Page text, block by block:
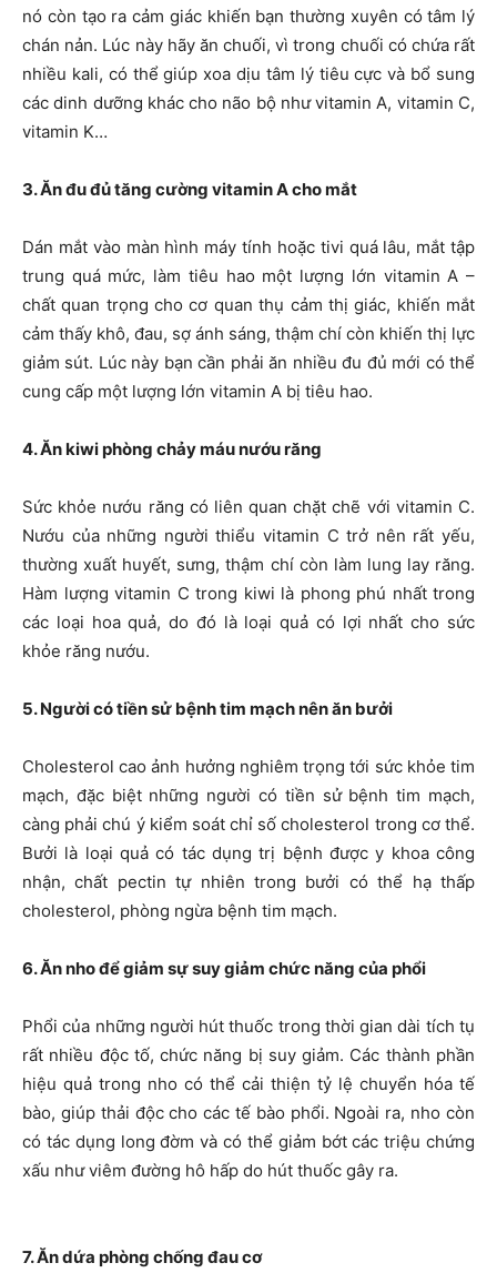
nó còn tạo ra cảm giác khiến bạn thường xuyên có tâm lý
chán nản. Lúc này hãy ăn chuối, vì trong chuối có chứa rất
nhiều kali, có thể giúp xoa dịu tâm lý tiêu cực và bổ sung
các dinh dưỡng khác cho não bộ như vitamin A, vitamin C,
vitamin K…
3. Ăn đu đủ tăng cường vitamin A cho mắt
Dán mắt vào màn hình máy tính hoặc tivi quá lâu, mắt tập
trung quá mức, làm tiêu hao một lượng lớn vitamin A –
chất quan trọng cho cơ quan thụ cảm thị giác, khiến mắt
cảm thấy khô, đau, sợ ánh sáng, thậm chí còn khiến thị lực
giảm sút. Lúc này bạn cần phải ăn nhiều đu đủ mới có thể
cung cấp một lượng lớn vitamin A bị tiêu hao.
4. Ăn kiwi phòng chảy máu nướu răng
Sức khỏe nướu răng có liên quan chặt chẽ với vitamin C.
Nướu của những người thiểu vitamin C trở nên rất yếu,
thường xuất huyết, sưng, thậm chí còn làm lung lay răng.
Hàm lượng vitamin C trong kiwi là phong phú nhất trong
các loại hoa quả, do đó là loại quả có lợi nhất cho sức
khỏe răng nướu.
5. Người có tiền sử bệnh tim mạch nên ăn bưởi
Cholesterol cao ảnh hưởng nghiêm trọng tới sức khỏe tim
mạch, đặc biệt những người có tiền sử bệnh tim mạch,
càng phải chú ý kiểm soát chỉ số cholesterol trong cơ thể.
Bưởi là loại quả có tác dụng trị bệnh được y khoa công
nhận, chất pectin tự nhiên trong bưởi có thể hạ thấp
cholesterol, phòng ngừa bệnh tim mạch.
6. Ăn nho để giảm sự suy giảm chức năng của phổi
Phổi của những người hút thuốc trong thời gian dài tích tụ
rất nhiều độc tố, chức năng bị suy giảm. Các thành phần
hiệu quả trong nho có thể cải thiện tỷ lệ chuyển hóa tế
bào, giúp thải độc cho các tế bào phổi. Ngoài ra, nho còn
có tác dụng long đờm và có thể giảm bớt các triệu chứng
xấu như viêm đường hô hấp do hút thuốc gây ra.
7. Ăn dứa phòng chống đau cơ